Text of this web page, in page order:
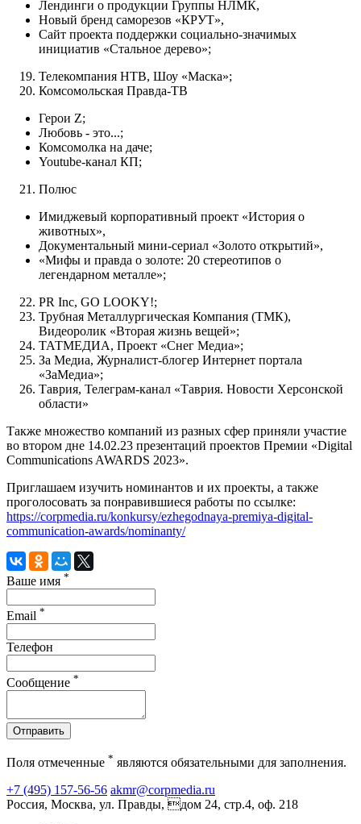
Лендинги о продукции Группы НЛМК,
Новый бренд саморезов «КРУТ»,
Сайт проекта поддержки социально-значимых
инициатив «Стальное дерево»;
Телекомпания НТВ, Шоу «Маска»;
Комсомольская Правда-ТВ
Герои Z;
Любовь - это...;
Комсомолка на даче;
Youtube-канал КП;
Полюс
Имиджевый корпоративный проект «История о
животных»,
Документальный мини-сериал «Золото открытий»,
«Мифы и правда о золоте: 20 стереотипов о
легендарном металле»;
PR Inc, GO LOOKY!;
Трубная Металлургическая Компания (ТМК),
Видеоролик «Вторая жизнь вещей»;
ТАТМЕДИА, Проект «Снег Медиа»;
За Медиа, Журналист-блогер Интернет портала
«ЗаМедиа»;
Таврия, Телеграм-канал «Таврия. Новости Херсонской
области»
Также множество компаний из разных сфер приняли участие
во втором дне 14.02.23 презентаций проектов Премии «Digital
Communications AWARDS 2023».
Приглашаем изучить номинантов и их проекты, а также
проголосовать за понравившиеся работы по ссылке:
https://corpmedia.ru/konkursy/ezhegodnaya-premiya-digital-
communication-awards/nominanty/
Ваше имя *
Email *
Телефон
Сообщение *
Отправить
Поля отмеченные * являются обязательными для заполнения.
+7 (495) 157-56-56 akmr@corpmedia.ru
Россия, Москва, ул. Правды, дом 24, стр.4, оф. 218